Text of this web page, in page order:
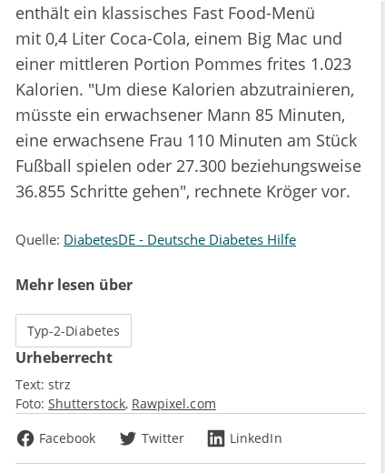
enthält ein klassisches Fast Food-Menü
mit 0,4 Liter Coca-Cola, einem Big Mac und
einer mittleren Portion Pommes frites 1.023
Kalorien. "Um diese Kalorien abzutrainieren,
müsste ein erwachsener Mann 85 Minuten,
eine erwachsene Frau 110 Minuten am Stück
Fußball spielen oder 27.300 beziehungsweise
36.855 Schritte gehen", rechnete Kröger vor.
Quelle: DiabetesDE - Deutsche Diabetes Hilfe
Mehr lesen über
Typ-2-Diabetes
Urheberrecht
Text: strz
Foto: Shutterstock Rawpixel.com
Facebook
Twitter LinkedIn